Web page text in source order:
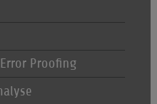
Proofing